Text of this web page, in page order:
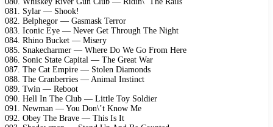
081. Sylar — Shook!
082. Belphegor — Gasmask Terror
083. Iconic Eye — Never Get Through The Night
084. Rhino Bucket — Misery
085. Snakecharmer — Where Do We Go From Here
086. Sonic State Capital — The Great War
087. The Cat Empire — Stolen Diamonds
088. The Cranberries — Animal Instinct
089. Twin — Reboot
090. Hell In The Club — Little Toy Soldier
091. Newman — You Don\’t Know Me
092. Obey The Brave — This Is It